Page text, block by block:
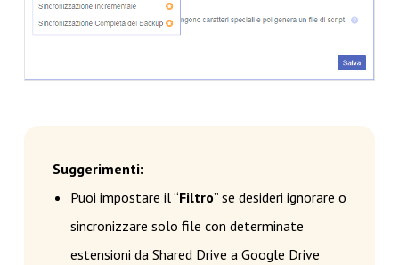
Suggerimenti:
Puoi impostare il “Filtro” se desideri ignorare o
sincronizzare solo file con determinate
estensioni da Shared Drive a Google Drive